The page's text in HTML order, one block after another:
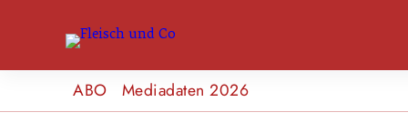
ABO Mediadaten 2026